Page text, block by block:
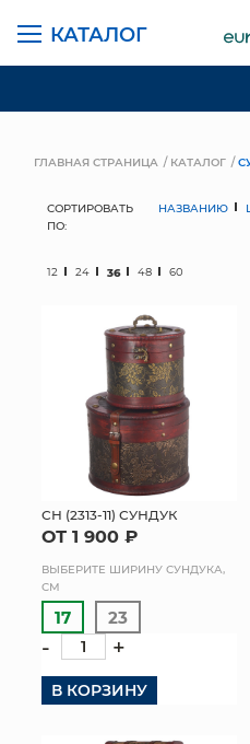
КАТАЛОГ
ГОРШКИ
ГРУНТЫ И
ПРЕДМЕТЫ
МЯГКИЕ
ГЛАВНАЯ СТРАНИЦА КАТАЛОГ
СОРТИРОВАТЬ
ПО:
НАЗВАНИЮ
12 24 36 48 60
СН (2313-11) СУНДУК
ОТ 1 900 ₽
ВЫБЕРИТЕ ШИРИНУ СУНДУКА,
СМ
17 23
- +
В КОРЗИНУ